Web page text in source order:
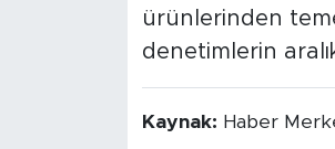
ürünlerinden
denetimlerin
Kaynak: Haber